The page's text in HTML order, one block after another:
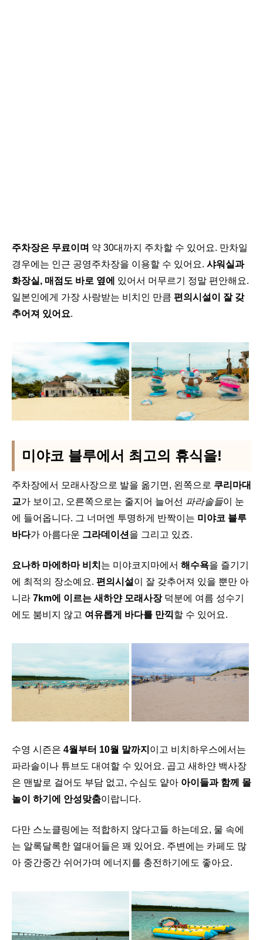
주차장은 무료이며 약 30대까지 주차할 수 있어요. 만차일
경우에는 인근 공영주차장을 이용할 수 있어요. 샤워실과
화장실, 매점도 바로 옆에
있어서 머무르기 정말 편안해요.
일본인에게 가장 사랑받는 비치인 만큼 편의시설이 잘 갖
추어져 있어요.
미야코 블루에서 최고의 휴식을!
주차장에서 모래사장으로 발을 옮기면, 왼쪽으로 쿠리마대
교가 보이고, 오른쪽으로는 줄지어 늘어선 파라솔들이 눈
에 들어옵니다. 그 너머엔 투명하게 반짝이는 미야코 블루
바다가 아름다운 그라데이션 을 그리고 있죠.
요나하 마에하마 비치 는 미야코지마에서 해수욕을 즐기기
에 최적의 장소예요. 편의시설 이 잘 갖추어져 있을 뿐만 아
니라 7km에 이르는 새하얀 모래사장덕분에 여름 성수기
에도 붐비지 않고 여유롭게 바다를 만끽할 수 있어요.
수영 시즌은 4월부터 10월 말까지 이고 비치하우스에서는
파라솔이나 튜브도 대여할 수 있어요. 곱고 새하얀 백사장
은 맨발로 걸어도 부담 없고, 수심도 얕아 아이들과 함께 몰
놀이 하기에 안성맞춤이랍니다.
다만 스노클링에는 적합하지 않다고들 하는데요, 물 속에
는 알록달록한 열대어들은 꽤 있어요. 주변에는 카페도 많
아 중간중간 쉬어가며 에너지를 충전하기에도 좋아요.